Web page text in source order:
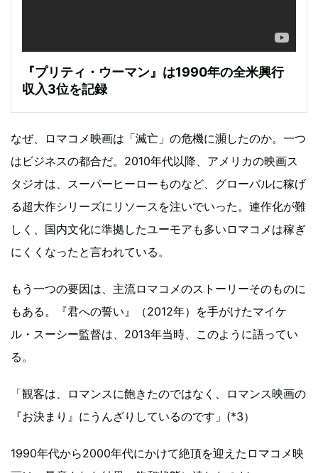
『プリティ・ウーマン』は1990年の全米興行
収入3位を記録
なぜ、ロマコメ映画は「滅亡」の危機に瀕したのか。一つ
はビジネスの都合だ。2010年代以降、アメリカの映画ス
タジオは、スーパーヒーローものなど、グローバルに稼げ
る超大作シリーズにリソースを注いでいった。連作化が難
しく、国内文化に準拠したユーモアも多いロマコメは稼ぎ
にくくなったと言われている。
もう一つの要因は、主流ロマコメのストーリーそのものに
もある。『君への誓い』（2012年）を手がけたマイケ
ル・スーシー監督は、2013年当時、このように語ってい
る。
「観客は、ロマンスに飽きたのではなく、ロマンス映画の
『お決まり』にうんざりしているのです」(*3）
1990年代から2000年代にかけて絶頂を迎えたロマコメ映